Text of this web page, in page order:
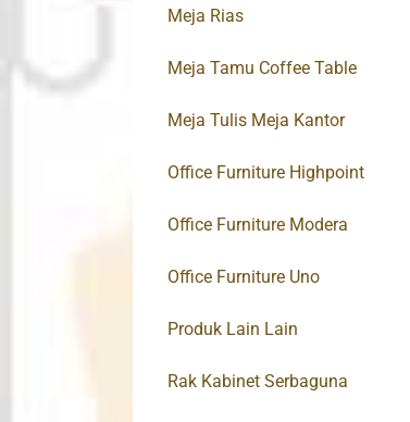
Meja Rias
Meja Tamu Coffee Table
Meja Tulis Meja Kantor
Office Furniture Highpoint
Office Furniture Modera
Office Furniture Uno
Produk Lain Lain
Rak Kabinet Serbaguna